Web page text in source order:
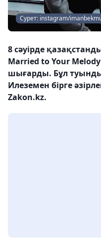
Сурет: instagram/
8 сәуірде
Married to Your
шығарды. Бұл
Илеземен бірге
Zakon.kz.